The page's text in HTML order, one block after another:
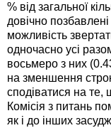
% від загальної
довічно
можливість
одночасно усі
восьмеро з них
на зменшення
сподіватися на те,
Комісія з питань
як і до інших